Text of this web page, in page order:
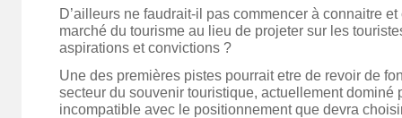
D’ailleurs ne faudrait-il pas commencer à connaitre
marché du tourisme au lieu de projeter sur les
aspirations et convictions ?
Une des premières pistes pourrait etre de revoir de
secteur du souvenir touristique, actuellement dominé
incompatible avec le positionnement que devra